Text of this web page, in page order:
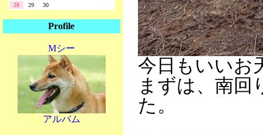
28
29 30
Profile
Mシー
アルバム
今日もいいお
まずは、南回
た。